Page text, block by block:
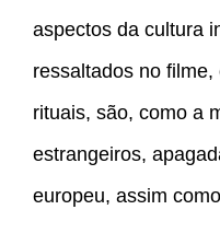
aspectos da cultura
ressaltados no
rituais, são, como a
estrangeiros,
europeu, assim